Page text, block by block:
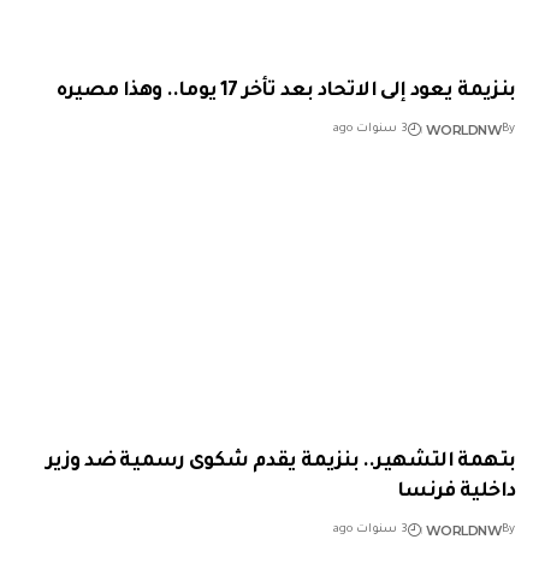
بنزيمة يعود إلى الاتحاد بعد تأخر 17 يوما.. وهذا مصيره
By
WORLDNW 3 سنوات ago
بتهمة التشهير.. بنزيمة يقدم شكوى رسمية ضد وزير
داخلية فرنسا
By
WORLDNW 3 سنوات ago